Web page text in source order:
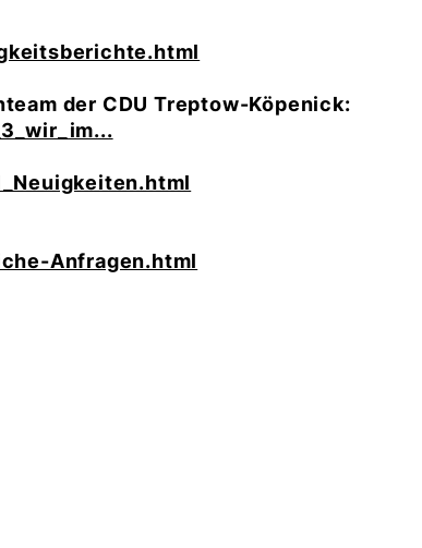
der CDU Treptow-Köpenick:
Anfragen.html